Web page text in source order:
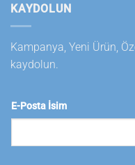
KAYDOLUN
Kampanya, Yeni Ürün,
kaydolun.
E-Posta İsim